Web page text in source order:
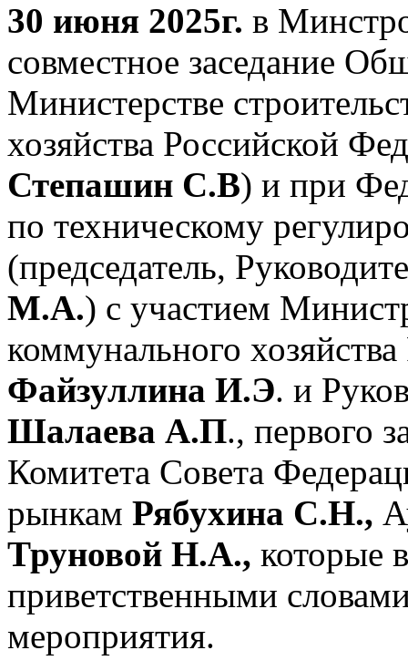
30 июня 2025г. в
совместное заседание
Министерстве
хозяйства Российской
Степашин С.В) и при
по техническому
(председатель,
М.А.) с участием
коммунального
Файзуллина И.Э. и
Шалаева А.П., первого
Комитета Совета
рынкам Рябухина С.Н.,
Труновой Н.А., которые
приветственными
мероприятия.